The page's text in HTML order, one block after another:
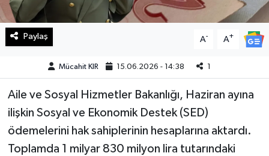
Paylaş A- A+
Mücahit KIR 15.06.2026 - 14:38 1
Aile ve Sosyal Hizmetler Bakanlığı, Haziran ayına
ilişkin Sosyal ve Ekonomik Destek (SED)
ödemelerini hak sahiplerinin hesaplarına aktardı.
Toplamda 1 milyar 830 milyon lira tutarındaki
Sağlık
Spor
SürManşet
Teknoloji